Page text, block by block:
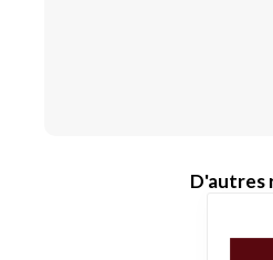
D'autres